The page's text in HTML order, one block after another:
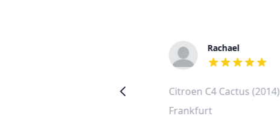
Rachael
out of 5 stars
Citroen C4 Cactus (2014)
Frankfurt